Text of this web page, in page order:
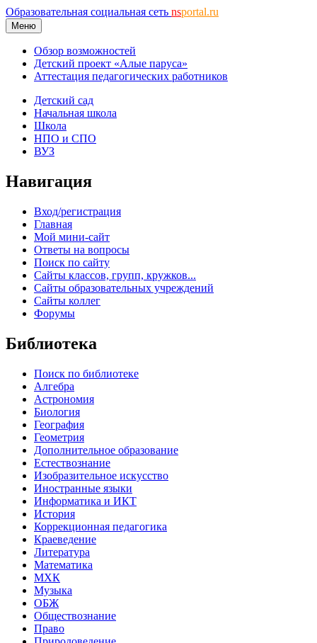
Образовательная социальная сеть nsportal.ru
Меню
Обзор возможностей
Детский проект «Алые паруса»
Аттестация педагогических работников
Детский сад
Начальная школа
Школа
НПО и СПО
ВУЗ
Навигация
Вход/регистрация
Главная
Мой мини-сайт
Ответы на вопросы
Поиск по сайту
Сайты классов, групп, кружков...
Сайты образовательных учреждений
Сайты коллег
Форумы
Библиотека
Поиск по библиотеке
Алгебра
Астрономия
Биология
География
Геометрия
Дополнительное образование
Естествознание
Изобразительное искусство
Иностранные языки
Информатика и ИКТ
История
Коррекционная педагогика
Краеведение
Литература
Математика
МХК
Музыка
ОБЖ
Обществознание
Право